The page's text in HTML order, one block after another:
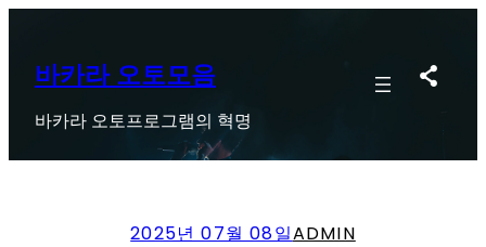
바카라 오토모음
바카라 오토프로그램의 혁명
2025년 07월 08일ADMIN